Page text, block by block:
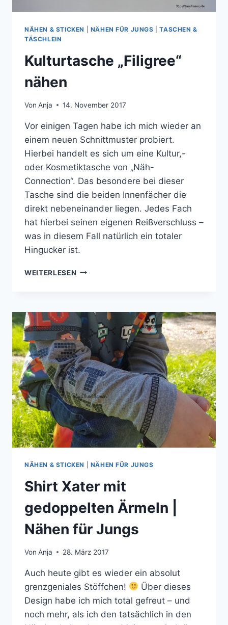
NÄHEN & STICKEN NÄHEN FÜR JUNGS |TASCHEN &
TÄSCHLEIN
Kulturtasche „Filigree“
nähen
Von Anja 14. November 2017
Vor einigen Tagen habe ich mich wieder an
einem neuen Schnittmuster probiert.
Hierbei handelt es sich um eine Kultur,-
oder Kosmetiktasche von „Näh-
Connection“. Das besondere bei dieser
Tasche sind die beiden Innenfächer die
direkt nebeneinander liegen. Jedes Fach
hat hierbei seinen eigenen Reißverschluss –
was in diesem Fall natürlich ein totaler
Hingucker ist.
WEITERLESEN KULTURTASCHE
NÄHEN & STICKEN NÄHEN FÜR JUNGS
Shirt Xater mit
gedoppelten Ärmeln |
Nähen für Jungs
Von Anja 28. März 2017
Auch heute gibt es wieder ein absolut
grenzgeniales Stöffchen!
Über dieses
Design habe ich mich total gefreut – und
noch mehr, als ich den tatsächlich in den